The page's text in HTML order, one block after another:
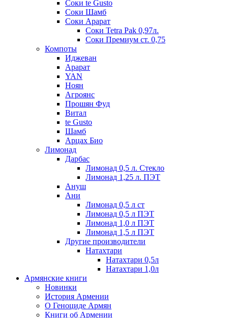
Соки te Gusto
Соки Шамб
Соки Арарат
Соки Tetra Pak 0,97л.
Соки Премиум ст. 0,75
Компоты
Иджеван
Арарат
YAN
Ноян
Агроянс
Прошян Фуд
Витал
te Gusto
Шамб
Арцах Био
Лимонад
Дарбас
Лимонад 0,5 л. Стекло
Лимонад 1,25 л. ПЭТ
Ануш
Ани
Лимонад 0,5 л ст
Лимонад 0,5 л ПЭТ
Лимонад 1,0 л ПЭТ
Лимонад 1,5 л ПЭТ
Другие производители
Натахтари
Натахтари 0,5л
Натахтари 1,0л
Армянские книги
Новинки
История Армении
О Геноциде Армян
Книги об Армении